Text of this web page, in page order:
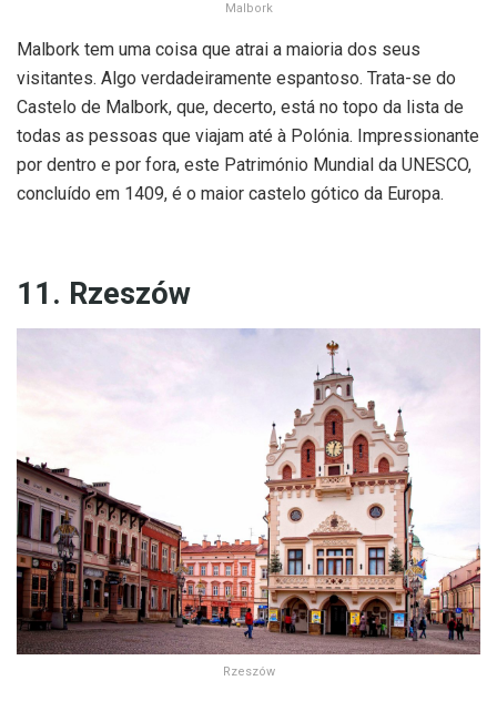
Malbork
Malbork tem uma coisa que atrai a maioria dos seus
visitantes. Algo verdadeiramente espantoso. Trata-se do
Castelo de Malbork, que, decerto, está no topo da lista de
todas as pessoas que viajam até à Polónia. Impressionante
por dentro e por fora, este Património Mundial da UNESCO,
concluído em 1409, é o maior castelo gótico da Europa.
11. Rzeszów
Rzeszów